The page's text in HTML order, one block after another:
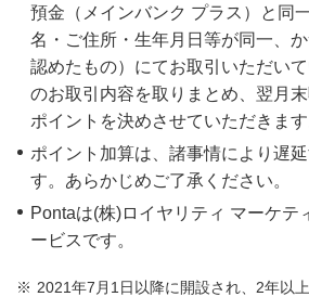
預金（メインバンク プラス）と同
名・ご住所・生年月日等が同一、
認めたもの）にてお取引いただい
のお取引内容を取りまとめ、翌月
ポイントを決めさせていただきます
ポイント加算は、諸事情により遅
す。あらかじめご了承ください。
Pontaは(株)ロイヤリティ マーケテ
ービスです。
2021年7月1日以降に開設され、2年以